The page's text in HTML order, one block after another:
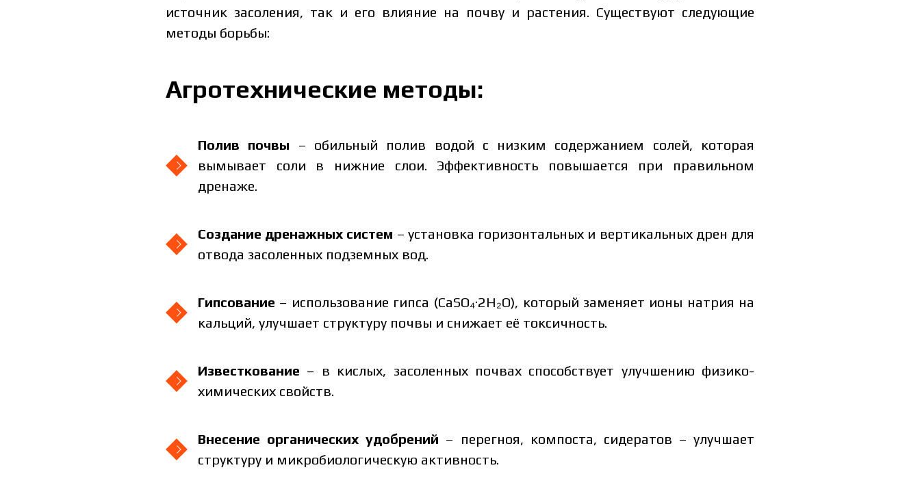
источник засоления, так и его влияние на почву и растения. Существуют следующие
методы борьбы:
Агротехнические методы:
Полив почвы – обильный полив водой с низким содержанием солей, которая
вымывает соли в нижние слои. Эффективность повышается при правильном
дренаже.
Создание дренажных систем – установка горизонтальных и вертикальных дрен для
отвода засоленных подземных вод.
Гипсование – использование гипса (CaSO₄·2H₂O), который заменяет ионы натрия на
кальций, улучшает структуру почвы и снижает её токсичность.
Известкование – в кислых, засоленных почвах способствует улучшению физико-
химических свойств.
Внесение органических удобрений – перегноя, компоста, сидератов – улучшает
структуру и микробиологическую активность.